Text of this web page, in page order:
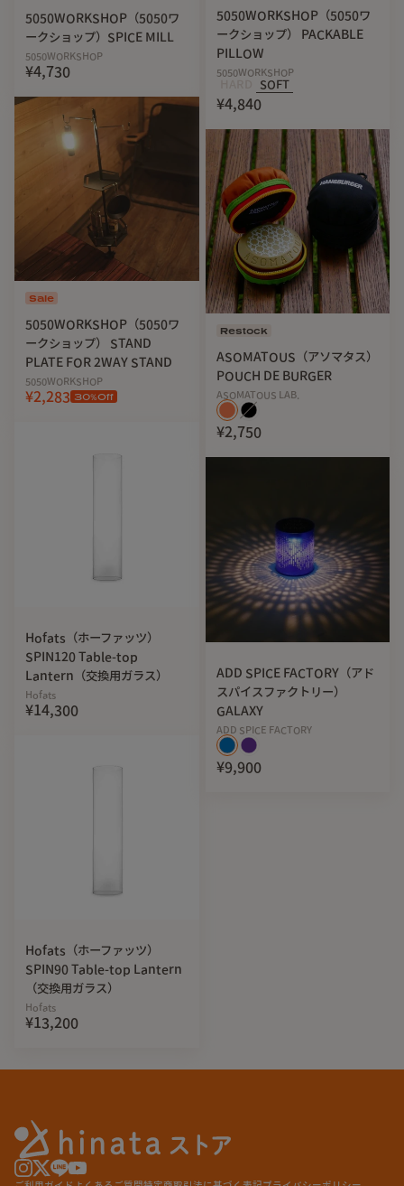
ケース約H24cm×W7cm×D3.5cm
・素材
： ハンガー
アルミニウム・ステンレス
ケース
ポリエステル・プラスチック
・重さ ： ハンガー 約90g(1本)
ケース
約
5050WORKSHOP（5050ワ
ークショップ）SPICE MILL
5050WORKSHOP
¥4,730
Sale
5050WORKSHOP（5050ワ
ークショップ） STAND
PLATE FOR 2WAY STAND
5050WORKSHOP
¥2,283 30%Off
Hofats（ホーファッツ）
SPIN120 Table-top
Lantern（交換用ガラス）
Hofats
¥14,300
Hofats（ホーファッツ）
SPIN90 Table-top Lantern
（交換用ガラス）
Hofats
¥13,200
5050WORKSHOP（5050ワ
ークショップ） PACKABLE
PILLOW
5050WORKSHOP
SOFT
¥4,840
Restock
ASOMATOUS（アソマタス）
POUCH DE BURGER
ASOMATOUS LAB.
¥2,750
ADD SPICE FACTORY（アド
スパイスファクトリー）
GALAXY
ADD SPICE FACTORY
¥9,900